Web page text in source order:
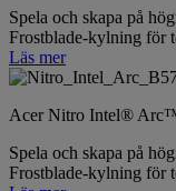
Spela och skapa på
Frostblade-kylning för
Läs mer
Acer Nitro Intel®
Spela och skapa på
Frostblade-kylning för